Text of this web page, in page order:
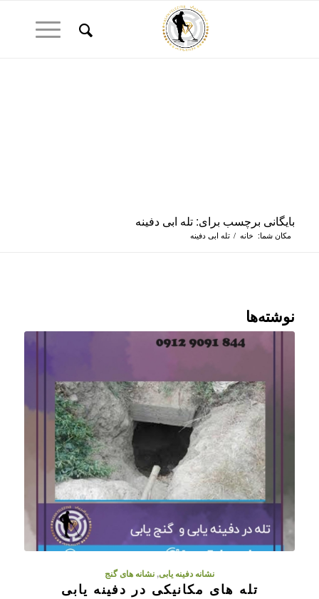
بایگانی برچسب برای: تله ابی دفینه
مکان شما: خانه / تله ابی دفینه
نوشته‌ها
نشانه دفینه یابی,نشانه های گنج
تله های مکانیکی در دفینه یابی